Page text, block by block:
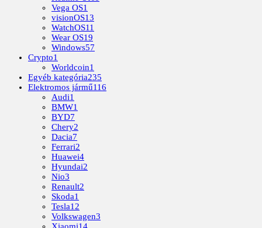
Vega OS1
visionOS13
WatchOS11
Wear OS19
Windows57
Crypto1
Worldcoin1
Egyéb kategória235
Elektromos jármű116
Audi1
BMW1
BYD7
Chery2
Dacia7
Ferrari2
Huawei4
Hyundai2
Nio3
Renault2
Skoda1
Tesla12
Volkswagen3